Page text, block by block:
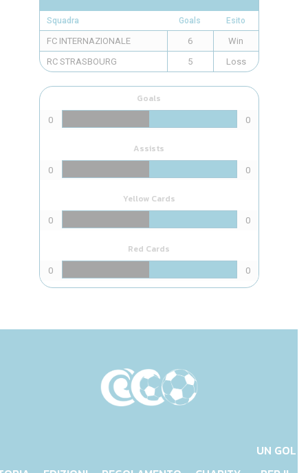
Squadra Goals Esito
FC INTERNAZIONALE 6
Win
RC STRASBOURG
5 Loss
Goals
0 0
Assists
0 0
Yellow Cards
0 0
Red Cards
0 0
UN GOL